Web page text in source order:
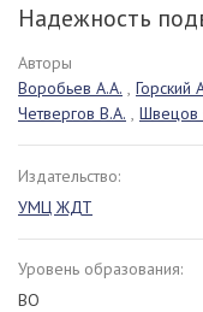
Надежность
Авторы
Воробьев А.А.
Горский
Четвергов В.А.
Швецов
Издательство:
УМЦ ЖДТ
Уровень образования:
ВО